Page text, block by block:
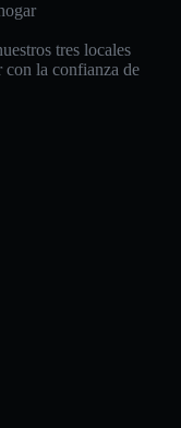
tres locales
con la confianza de